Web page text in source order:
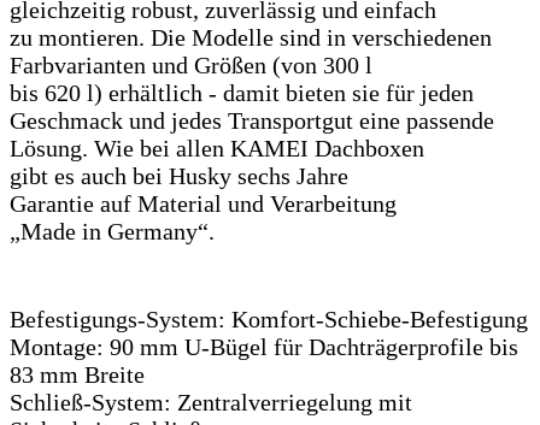
gleichzeitig robust, zuverlässig und einfach
zu montieren. Die Modelle sind in verschiedenen
Farbvarianten und Größen (von 300 l
bis 620 l) erhältlich - damit bieten sie für jeden
Geschmack und jedes Transportgut eine passende
Lösung. Wie bei allen KAMEI Dachboxen
gibt es auch bei Husky sechs Jahre
Garantie auf Material und Verarbeitung
„Made in Germany“.
Befestigungs-System: Komfort-Schiebe-Befestigung
Montage: 90 mm U-Bügel für Dachträgerprofile bis
83 mm Breite
Schließ-System: Zentralverriegelung mit